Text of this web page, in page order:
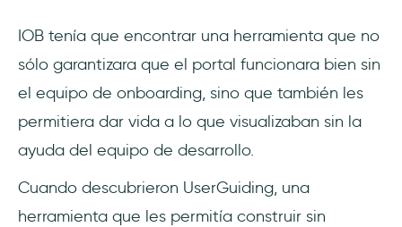
IOB tenía que encontrar una herramienta que no
sólo garantizara que el portal funcionara bien sin
el equipo de onboarding, sino que también les
permitiera dar vida a lo que visualizaban sin la
ayuda del equipo de desarrollo.
Cuando descubrieron UserGuiding, una
herramienta que les permitía construir sin